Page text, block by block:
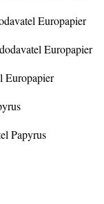
Europapier
Europapier
Europapier
Papyrus